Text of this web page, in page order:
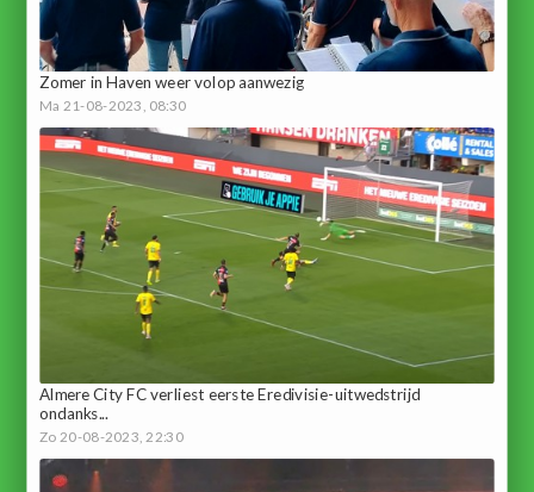
Zomer in Haven weer volop aanwezig
Ma 21-08-2023, 08:30
Almere City FC verliest eerste Eredivisie-uitwedstrijd
ondanks...
Zo 20-08-2023, 22:30